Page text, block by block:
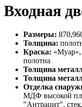
Входная
Размеры:
Толщина:
Краска: «Муар»,
полотна
Толщина
Толщина
Отделка
МДФ высокой
"Антрацит",